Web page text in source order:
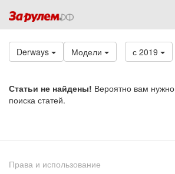
Derways Модели с 2019
Статьи не найдены! Вероятно вам нужно
поиска статей.
Права и использование